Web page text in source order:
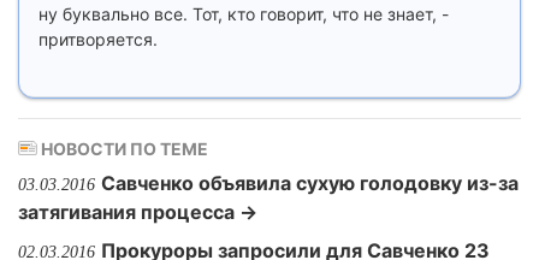
ну буквально все. Тот, кто говорит, что не знает, -
притворяется.
НОВОСТИ ПО ТЕМЕ
03.03.2016 Савченко объявила сухую голодовку из-за
затягивания процесса →
02.03.2016 Прокуроры запросили для Савченко 23